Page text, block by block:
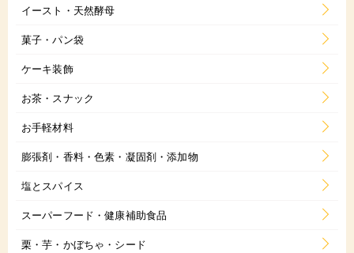
イースト・天然酵母
菓子・パン袋
ケーキ装飾
お茶・スナック
お手軽材料
膨張剤・香料・色素・凝固剤・添加物
塩とスパイス
スーパーフード・健康補助食品
栗・芋・かぼちゃ・シード